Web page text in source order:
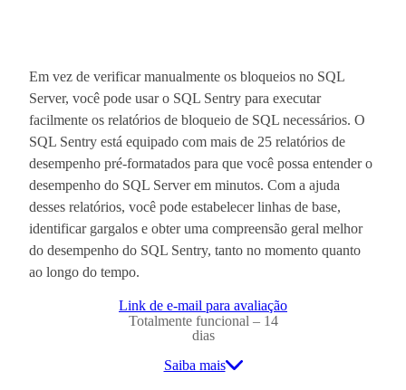
Em vez de verificar manualmente os bloqueios no SQL
Server, você pode usar o SQL Sentry para executar
facilmente os relatórios de bloqueio de SQL necessários. O
SQL Sentry está equipado com mais de 25 relatórios de
desempenho pré-formatados para que você possa entender o
desempenho do SQL Server em minutos. Com a ajuda
desses relatórios, você pode estabelecer linhas de base,
identificar gargalos e obter uma compreensão geral melhor
do desempenho do SQL Sentry, tanto no momento quanto
ao longo do tempo.
Link de e-mail para avaliação
Totalmente funcional – 14
dias
Saiba mais